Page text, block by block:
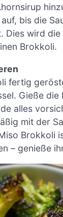
bis die
Dies wird
Brokkoli.
fertig
Gieße die
alles
mit der
Brokkoli
– genieße